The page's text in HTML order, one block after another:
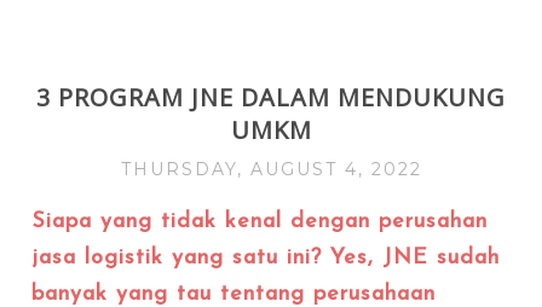
3 PROGRAM JNE DALAM MENDUKUNG
UMKM
THURSDAY, AUGUST 4, 2022
Siapa yang tidak kenal dengan perusahan
jasa logistik yang satu ini? Yes, JNE sudah
banyak yang tau tentang perusahaan